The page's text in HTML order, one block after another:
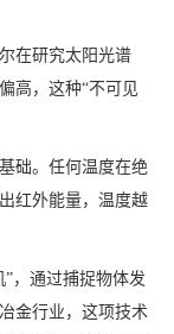
在研究太阳光谱
高，这种“不可见
础。任何温度在绝
红外能量，温度越
，通过捕捉物体发
金行业，这项技术